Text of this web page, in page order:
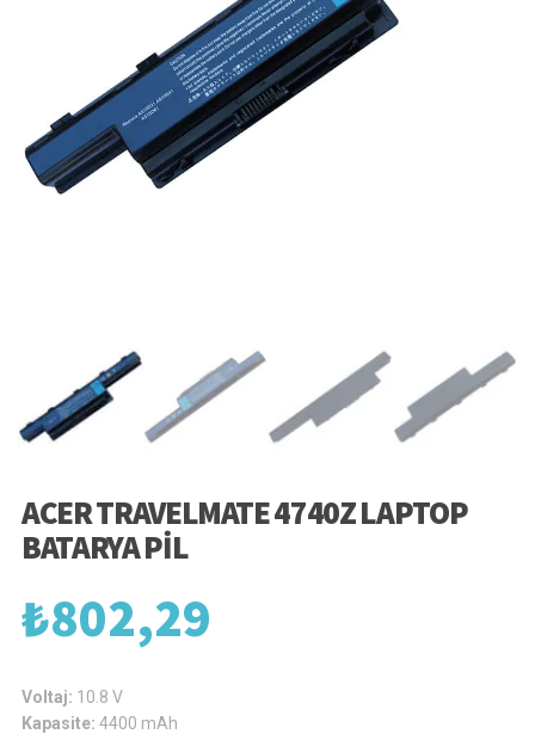
ACER TRAVELMATE 4740Z LAPTOP
BATARYA PIL
₺802,29
Voltaj: 10.8 V
Kapasite: 4400 mAh